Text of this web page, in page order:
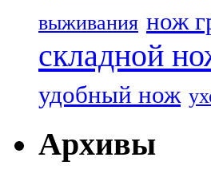
выживания нож
складной
удобный нож
Архивы